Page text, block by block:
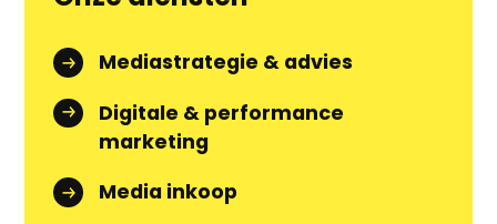
Mediastrategie & advies
Digitale & performance
marketing
Media inkoop